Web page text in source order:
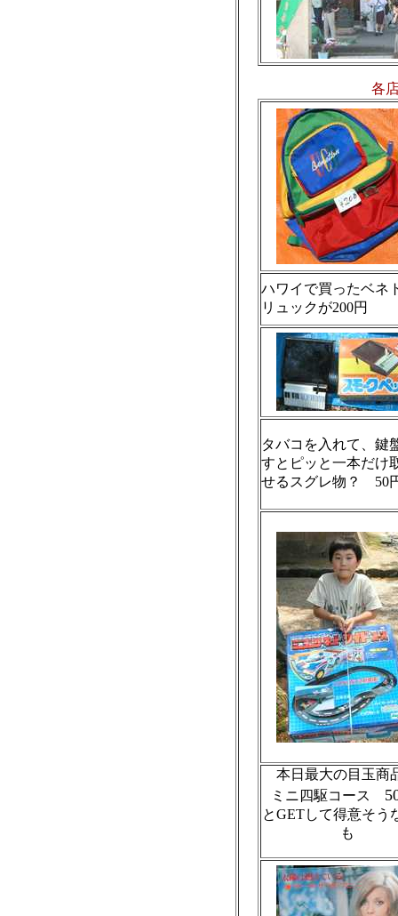
各
ハワイで買ったベネ
リュックが200円
タバコを入れて、鍵
すとピッと一本だけ
せるスグレ物？ 50
本日最大の目玉商
ミニ四駆コース
とGETして得意そう
も